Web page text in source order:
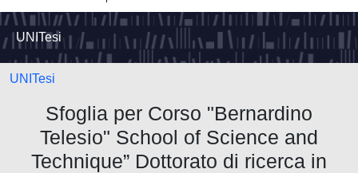
UNITesi
UNITesi
Sfoglia per Corso "Bernardino
Telesio" School of Science and
Technique” Dottorato di ricerca in